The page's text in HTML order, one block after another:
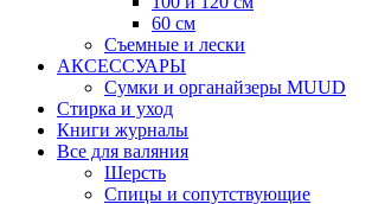
60 см
Съемные и лески
АКСЕССУАРЫ
Сумки и органайзеры MUUD
Стирка и уход
Книги журналы
Все для валяния
Шерсть
Спицы и сопутствующие